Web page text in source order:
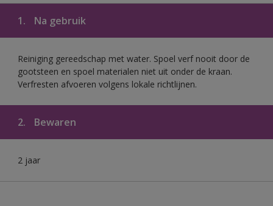
1. Na gebruik
Reiniging gereedschap met water. Spoel verf nooit door de
gootsteen en spoel materialen niet uit onder de kraan.
Verfresten afvoeren volgens lokale richtlijnen.
2. Bewaren
2 jaar